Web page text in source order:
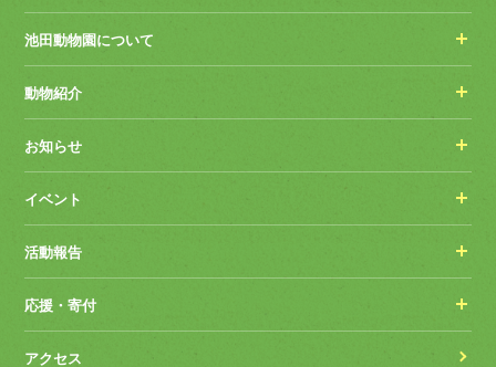
池田動物園について
動物紹介
お知らせ
イベント
活動報告
応援・寄付
アクセス